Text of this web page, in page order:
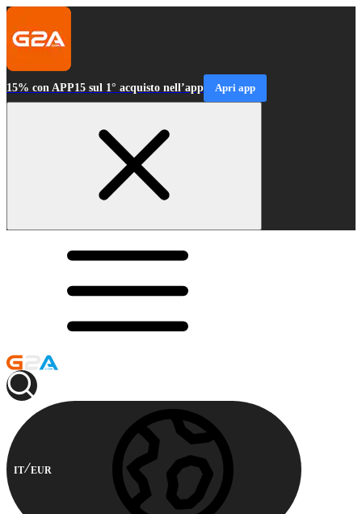
15% con APP15 sul 1° acquisto nell’app Apri app
IT EUR